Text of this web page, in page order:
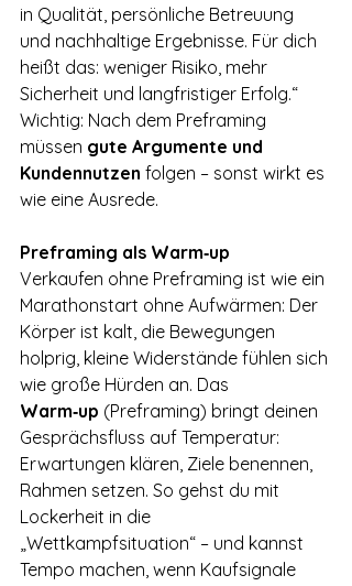
in Qualität, persönliche Betreuung
und nachhaltige Ergebnisse. Für dich
heißt das: weniger Risiko, mehr
Sicherheit und langfristiger Erfolg.“
Wichtig: Nach dem Preframing
müssen gute Argumente und
Kundennutzen folgen – sonst wirkt es
wie eine Ausrede.
Preframing als Warm‑up
Verkaufen ohne Preframing ist wie ein
Marathonstart ohne Aufwärmen: Der
Körper ist kalt, die Bewegungen
holprig, kleine Widerstände fühlen sich
wie große Hürden an. Das
Warm‑up (Preframing) bringt deinen
Gesprächsfluss auf Temperatur:
Erwartungen klären, Ziele benennen,
Rahmen setzen. So gehst du mit
Lockerheit in die
„Wettkampfsituation“ – und kannst
Tempo machen, wenn Kaufsignale